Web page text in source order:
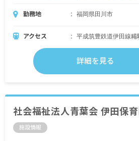
勤務地 福岡県田川市
アクセス 平成筑豊鉄道伊田線糒
詳細を見る
社会福祉法人青葉会 伊田保育
施設情報